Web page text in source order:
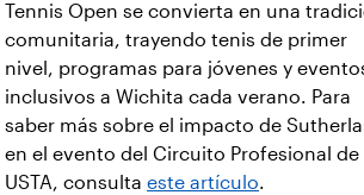
Tennis Open se convierta en una
comunitaria, trayendo tenis de primer
nivel, programas para jóvenes y
inclusivos a Wichita cada verano. Para
saber más sobre el impacto de
en el evento del Circuito Profesional de
USTA, consulta este artículo.